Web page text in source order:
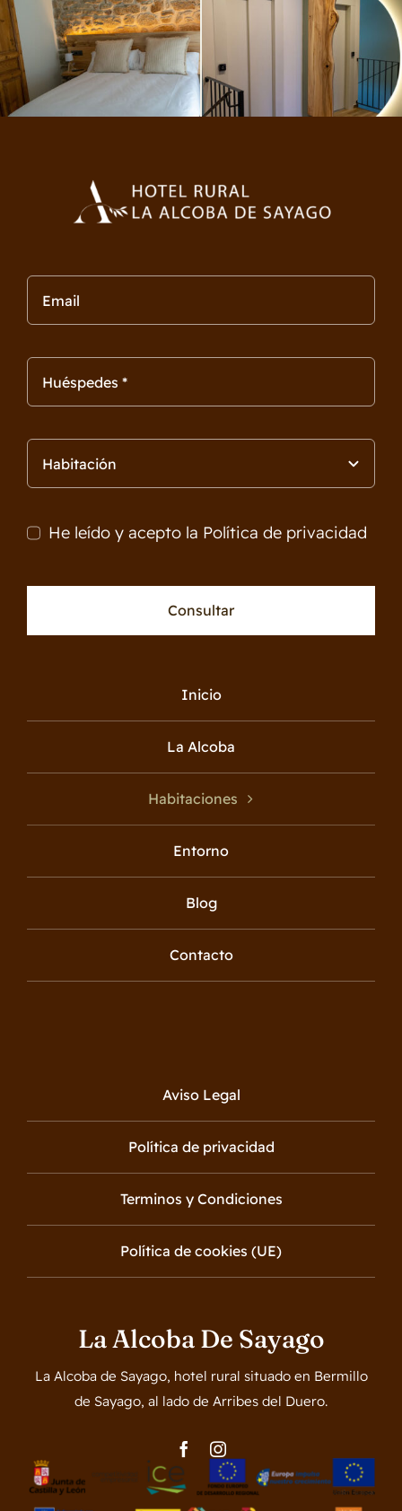
He leído y acepto la Política de privacidad
Consultar
Inicio
La Alcoba
Habitaciones
Entorno
Blog
Contacto
Aviso Legal
Política de privacidad
Terminos y Condiciones
Política de cookies (UE)
La Alcoba De Sayago
La Alcoba de Sayago, hotel rural situado en Bermillo
de Sayago, al lado de Arribes del Duero.